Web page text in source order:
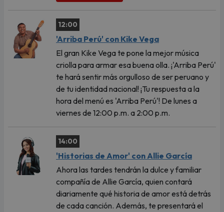
12:00
'Arriba Perú' con Kike Vega
El gran Kike Vega te pone la mejor música
criolla para armar esa buena olla. ¡'Arriba Perú'
te hará sentir más orgulloso de ser peruano y
de tu identidad nacional! ¡Tu respuesta a la
hora del menú es 'Arriba Perú'! De lunes a
viernes de 12:00 p.m. a 2:00 p.m.
14:00
'Historias de Amor' con Allie García
Ahora las tardes tendrán la dulce y familiar
compañía de Allie García, quien contará
diariamente qué historia de amor está detrás
de cada canción. Además, te presentará el